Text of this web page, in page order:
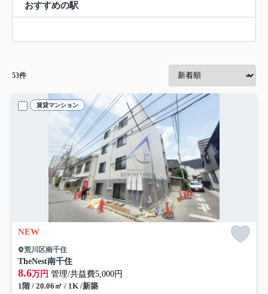
おすすめの駅
53件
賃貸マンション
NEW
荒川区南千住
TheNest南千住
8.6万円 管理/共益費5,000円
1階 / 20.06㎡ / 1K /新築